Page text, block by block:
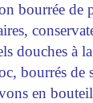
bourrée de
douches à
bourrés de
en